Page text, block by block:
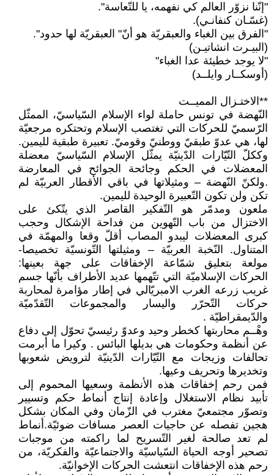
"إنّنا نزوّر العالم كي نفهمه، يا للتّعاسة".
(غسّـان كنفانـي).
"الفرق بين الغباء والعبقريّة هو أنّ" العبقريّة لها حدود".
(البيـرت انشاتيـن)
"لا يوجد خطيئة عدا الغباء"
(أوسكــار وايلــد)
**الاختـزال المميــت
النّهضة في تونس حاملة لواء الإسلام السّياسيّ، الممثّل
الرّسميّ للحركات التي تغتصب الإسلام وتحتكره مرجعيّة
لها، هي عدوّ طبقيّ ووطنيّ وقوميّ. تعبيرة طبقية لليمين.
وككلّ التّيّارات الدّينيّة يمثّل الإسلام السّياسيّ معضلة
المعضلات في الحكم وجائحة الجوائح في المعارضة
.ولكنّ النّهضة – ومثيلاتها في باقي الأقطار العربيّة لم
تكن ولن تكون التّعبيرة الوحيدة لليمين.
ملعون ومدمّر هو التّفكير القاصر الذي يتّكئ على
الاختزال من باب التّهوين من فداحة الإشكال وحجب
كبرى المعضلات ليبدو المصاب أقلّ وقعا والمهمّة في
المتناول. النّخبة العربيّة – ومثيلتها التّونسيّة تخصيصا-
مولعة بتعليق شمّاعة الإخفاقات على جهة بعينها:
الحركات الإسلاميّة التي تتّهمها عديد الأطراف بأنّها جسم
غريب زرعه الغرب الامبريّالي في إطار مؤامرة لمحاربة
حركات التّحرّر واليسار والمجموعات التّقدّميّة
والدّيمقراطيّة .
وهْــم محاربتها كخطر وحيد وعدوّ رئيسيّ تحوّل إلى دفاع
عن أنظمة وحكومات هي بديلها البائس . وكيرا ما أبرمت
تحالفات وزيجات مع التّيّارات الدّينيّة لترويض شعوبها
وتخديرها وتحريف وعيها.
فمن رحم إخفاقات هذه الأنظمة وسعيها المحموم إلى
تأبيد نظام الاستغلال وإعادة إنتاج أنماط حكم وتسيير
وتصوّر مجتمعيّ مغترب في الزّمان وفي المكان بشكل
هجين تفصله عن حاجيات العصر مسافات ضوئيّة.أنماط
لم تعد صالحة لغير التّسريح لما راكمته من موجبات
تصحير أوجه الحياة السّياسيّة والاجتماعيّة والفكريّة، من
رحم هذه الإخفاقات انتعشت الحركات الإخوانيّة.